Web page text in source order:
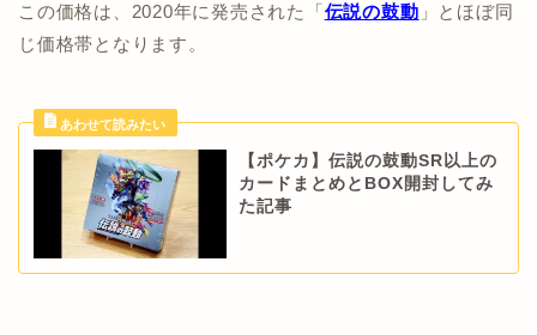
この価格は、2020年に発売された「伝説の鼓動 」とほぼ同
じ価格帯となります。
【ポケカ】伝説の鼓動SR以上の
カードまとめとBOX開封してみ
た記事